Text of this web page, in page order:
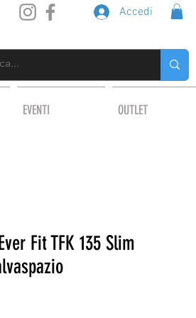
Accedi
EVENTI OUTLET
Fit TFK 135 Slim